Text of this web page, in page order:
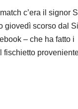
c’era il signor
giovedì scorso dal
– che ha fatto i
fischietto